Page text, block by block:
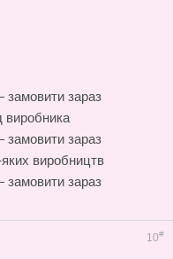
замовити зараз
виробника
замовити зараз
виробництв
замовити зараз
10#